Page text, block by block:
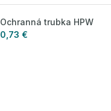
Ochranná trubka HPW
0,73 €